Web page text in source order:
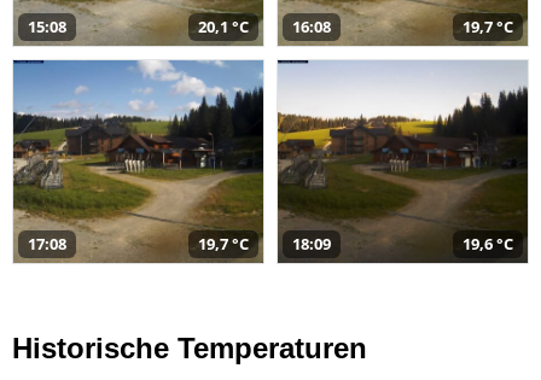
15:08 20,1 °C 16:08 19,7 °C
17:08 19,7 °C 18:09 19,6 °C
Historische Temperaturen